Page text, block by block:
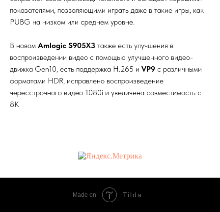
показателями, позволяющими играть даже в такие игры, как
PUBG на низком или среднем уровне.
В новом Amlogic S905X3 также есть улучшения в
воспроизведении видео с помощью улучшенного видео-
движка Gen10, есть поддержка H.265 и VP9 с различными
форматами HDR, исправлено воспроизведение
чересстрочного видео 1080i и увеличена совместимость с
8K
Made on Tilda